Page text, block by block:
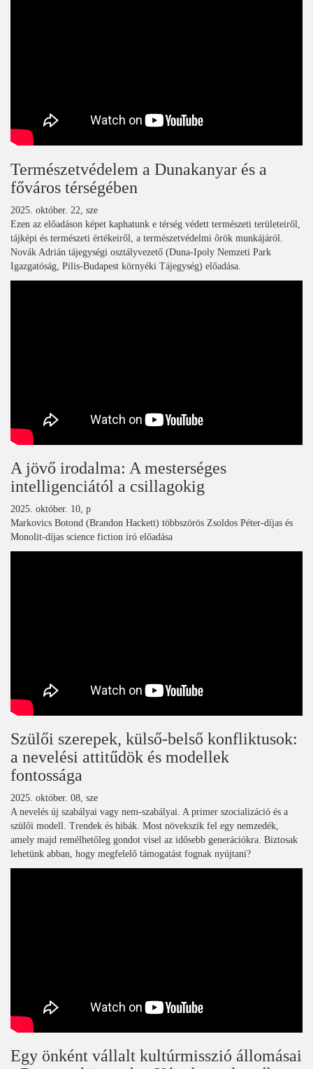
Természetvédelem a Dunakanyar és a
főváros térségében
2025. október. 22, sze
Ezen az előadáson képet kaphatunk e térség védett természeti területeiről,
tájképi és természeti értékeiről, a természetvédelmi őrök munkájáról.
Novák Adrián tájegységi osztályvezető (Duna-Ipoly Nemzeti Park
Igazgatóság, Pilis-Budapest környéki Tájegység) előadása.
A jövő irodalma: A mesterséges
intelligenciától a csillagokig
2025. október. 10, p
Markovics Botond (Brandon Hackett) többszörös Zsoldos Péter-díjas és
Monolit-díjas science fiction író előadása
Szülői szerepek, külső-belső konfliktusok:
a nevelési attitűdök és modellek
fontossága
2025. október. 08, sze
A nevelés új szabályai vagy nem-szabályai. A primer szocializáció és a
szülői modell. Trendek és hibák. Most növekszik fel egy nemzedék,
amely majd remélhetőleg gondot visel az idősebb generációkra. Biztosak
lehetünk abban, hogy megfelelő támogatást fognak nyújtani?
Egy önként vállalt kultúrmisszió állomásai